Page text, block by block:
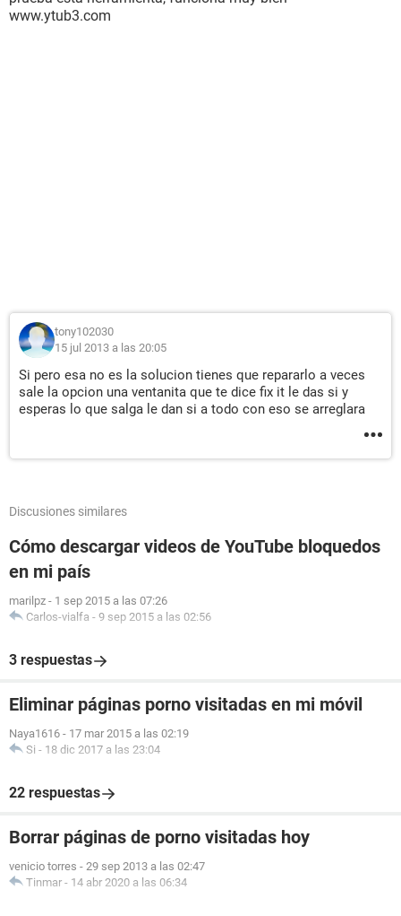
www.ytub3.com
tony102030
15 jul 2013 a las 20:05
Si pero esa no es la solucion tienes que repararlo a veces
sale la opcion una ventanita que te dice fix it le das si y
esperas lo que salga le dan si a todo con eso se arreglara
Discusiones similares
Cómo descargar videos de YouTube bloquedos
en mi país
marilpz - 1 sep 2015 a las 07:26
Carlos-vialfa - 9 sep 2015 a las 02:56
3 respuestas
Eliminar páginas porno visitadas en mi móvil
Naya1616 - 17 mar 2015 a las 02:19
Si - 18 dic 2017 a las 23:04
22 respuestas
Borrar páginas de porno visitadas hoy
venicio torres - 29 sep 2013 a las 02:47
Tinmar - 14 abr 2020 a las 06:34